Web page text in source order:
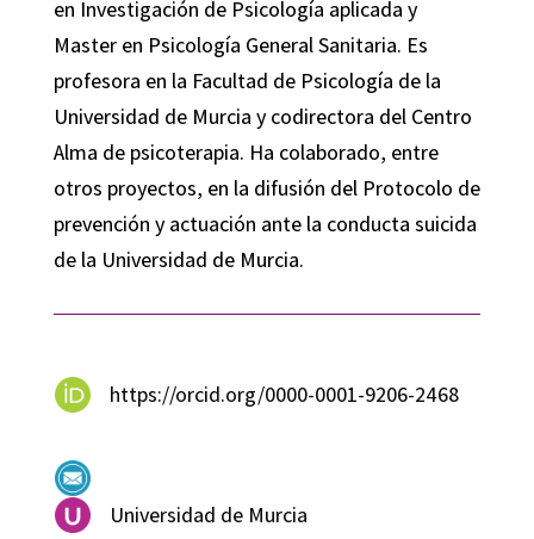
en Investigación de Psicología aplicada y
Master en Psicología General Sanitaria. Es
profesora en la Facultad de Psicología de la
Universidad de Murcia y codirectora del Centro
Alma de psicoterapia. Ha colaborado, entre
otros proyectos, en la difusión del Protocolo de
prevención y actuación ante la conducta suicida
de la Universidad de Murcia.
https://orcid.org/0000-0001-9206-2468
Universidad de Murcia